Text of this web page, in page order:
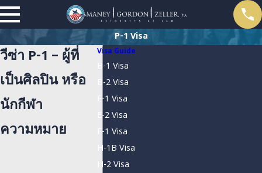
P-1 Visa
วีซ่า P-1 – ผู้ที่
เป็นศิลปิน หรือ
นักกีฬา
ความหมาย
Visa Guide
B-1 Visa
B-2 Visa
E-1 Visa
E-2 Visa
F-1 Visa
H-1B Visa
H-2 Visa